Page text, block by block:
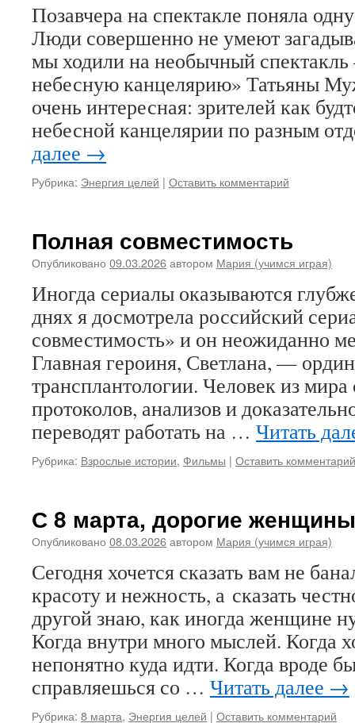
Позавчера на спектакле поняла
Люди совершенно не умеют
мы ходили на необычный
небесную канцелярию» Татьяны
очень интересная: зрителей как
небесной канцелярии по разным
далее →
Рубрика: Энергия целей | Оставить комментарий
Полная совместимость
Опубликовано 09.03.2026автором Мария (учимся играя)
Иногда сериалы оказываются
днях я досмотрела российский
совместимость» и он неожиданно
Главная героиня, Светлана, —
трансплантологии. Человек из
протоколов, анализов и
переводят работать на … Читать
Рубрика: Взрослые истории, Фильмы | Оставить комментарий
С 8 марта, дорогие женщины
Опубликовано 08.03.2026автором Мария (учимся играя)
Сегодня хочется сказать вам не
красоту и нежность, а сказать
другой знаю, как иногда женщине
Когда внутри много мыслей. Когда
непонятно куда идти. Когда вроде
справляешься со … Читать далее →
Рубрика: 8 марта, Энергия целей | Оставить комментарий